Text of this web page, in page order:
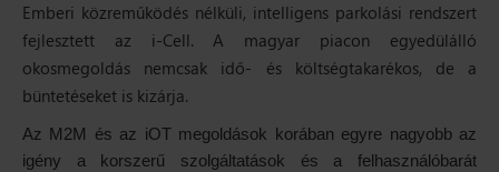
Emberi közreműködés nélküli, intelligens parkolási rendszert
fejlesztett az i-Cell. A magyar piacon egyedülálló
okosmegoldás nemcsak idő- és költségtakarékos, de a
büntetéseket is kizárja.
Az M2M és az iOT megoldások korában egyre nagyobb az
igény a korszerű szolgáltatások és a felhasználóbarát